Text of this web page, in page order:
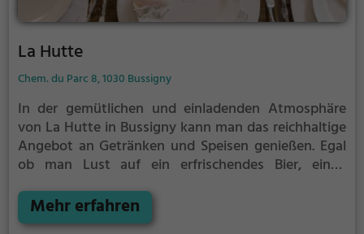
La Hutte
Chem. du Parc 8, 1030 Bussigny
In der gemütlichen und einladenden Atmosphäre
von La Hutte in Bussigny kann man das reichhaltige
Angebot an Getränken und Speisen genießen. Egal
ob man Lust auf ein erfrischendes Bier, einen
Cocktail hat, hier wird man definitiv fündig. Die
freundlichen Mitarbeiter und das stimmungsvolle
Mehr erfahren